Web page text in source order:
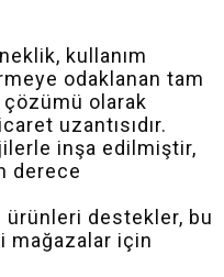
kullanım
odaklanan tam
olarak
uzantısıdır.
inşa edilmiştir,
derece
destekler, bu
mağazalar için